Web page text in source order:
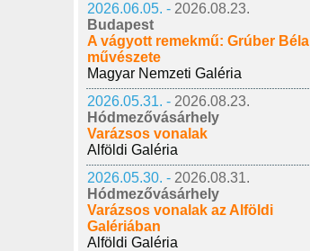
2026.06.05. - 2026.08.23.
Budapest
A vágyott remekmű: Grúber Béla
művészete
Magyar Nemzeti Galéria
2026.05.31. - 2026.08.23.
Hódmezővásárhely
Varázsos vonalak
Alföldi Galéria
2026.05.30. - 2026.08.31.
Hódmezővásárhely
Varázsos vonalak az Alföldi
Galériában
Alföldi Galéria